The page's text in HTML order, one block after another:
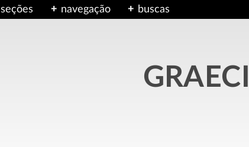
seções navegação buscas